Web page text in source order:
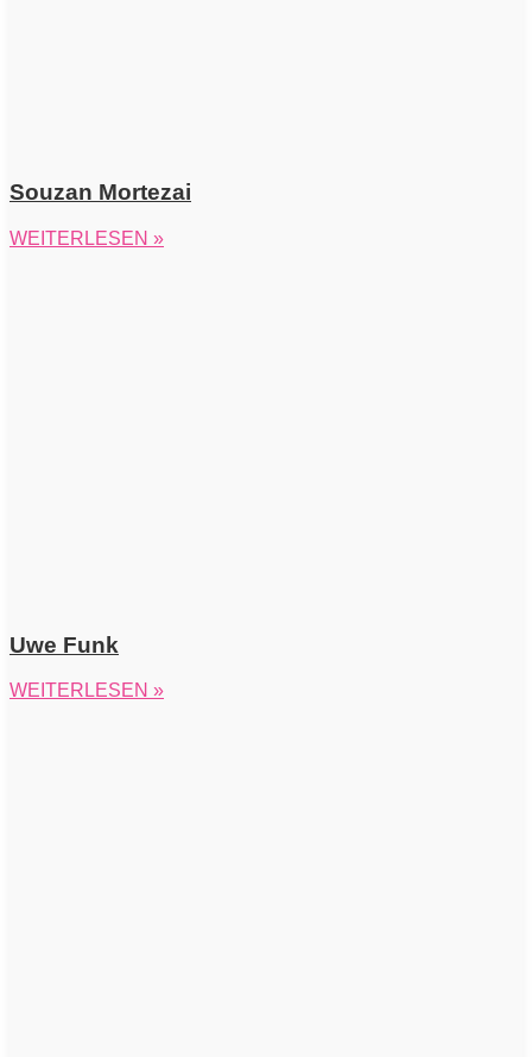
Souzan Mortezai
WEITERLESEN »
Uwe Funk
WEITERLESEN »